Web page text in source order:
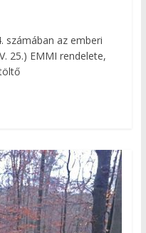
számában az emberi
25.) EMMI rendelete,